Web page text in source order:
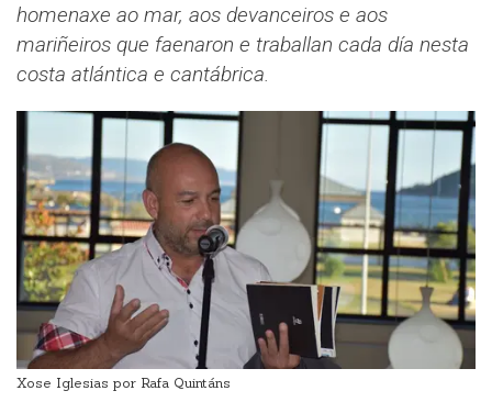
homenaxe ao mar, aos devanceiros e aos
mariñeiros que faenaron e traballan cada día nesta
costa atlántica e cantábrica.
Xose Iglesias por Rafa Quintáns